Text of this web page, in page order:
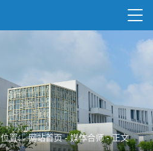
位置：网站首页-媒体合师-正文